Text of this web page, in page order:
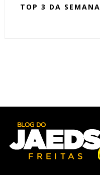
TOP 3 DA SEMANA